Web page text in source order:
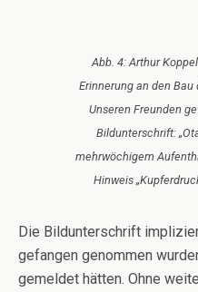
Abb. 4: Arthur
Erinnerung an den Bau
Unseren Freunden
Bildunterschrift:
mehrwöchigem
Hinweis
Die Bildunterschrift
gefangen genommen
gemeldet hätten. Ohne